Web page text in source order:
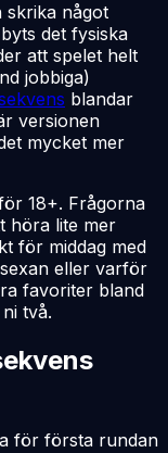
skrika något
det fysiska
att spelet helt
jobbiga)
blandar
versionen
mycket mer
18+. Frågorna
höra lite mer
för middag med
eller varför
favoriter bland
två.
för första rundan